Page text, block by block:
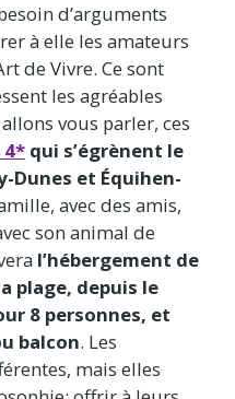
d’arguments
à elle les amateurs
de Vivre. Ce sont
les agréables
vous parler, ces
4* qui s’égrènent le
Dunes et Équihen-
avec des amis,
son animal de
l’hébergement de
plage, depuis le
8 personnes, et
balcon. Les
mais elles